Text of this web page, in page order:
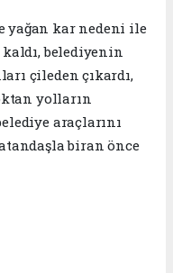
yağan kar nedeni ile
belediyenin
çileden çıkardı,
yolların
araçlarını
biran önce